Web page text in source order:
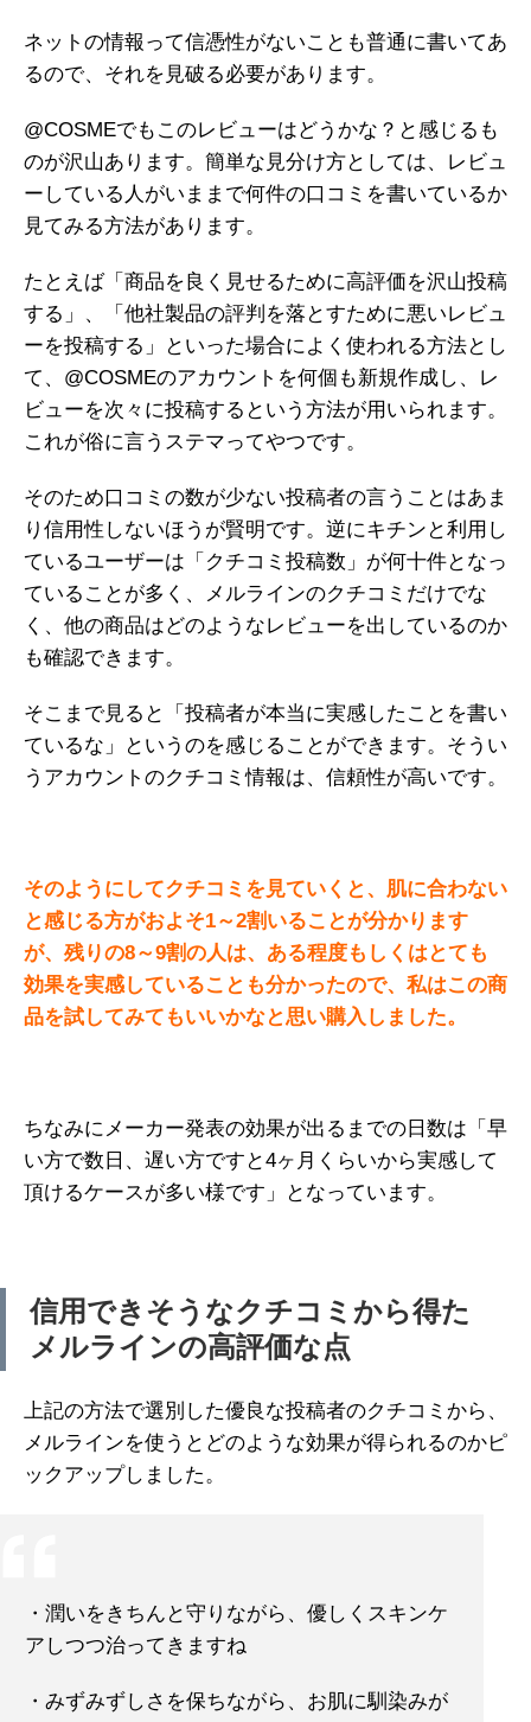
ネットの情報って信憑性がないことも普通に書いてあ
るので、それを見破る必要があります。
@COSMEでもこのレビューはどうかな？と感じるも
のが沢山あります。簡単な見分け方としては、レビュ
ーしている人がいままで何件の口コミを書いているか
見てみる方法があります。
たとえば「商品を良く見せるために高評価を沢山投稿
する」、「他社製品の評判を落とすために悪いレビュ
ーを投稿する」といった場合によく使われる方法とし
て、@COSMEのアカウントを何個も新規作成し、レ
ビューを次々に投稿するという方法が用いられます。
これが俗に言うステマってやつです。
そのため口コミの数が少ない投稿者の言うことはあま
り信用性しないほうが賢明です。逆にキチンと利用し
ているユーザーは「クチコミ投稿数」が何十件となっ
ていることが多く、メルラインのクチコミだけでな
く、他の商品はどのようなレビューを出しているのか
も確認できます。
そこまで見ると「投稿者が本当に実感したことを書い
ているな」というのを感じることができます。そうい
うアカウントのクチコミ情報は、信頼性が高いです。
そのようにしてクチコミを見ていくと、肌に合わない
と感じる方がおよそ1～2割いることが分かります
が、残りの8～9割の人は、ある程度もしくはとても
効果を実感していることも分かったので、私はこの商
品を試してみてもいいかなと思い購入しました。
ちなみにメーカー発表の効果が出るまでの日数は「早
い方で数日、遅い方ですと4ヶ月くらいから実感して
頂けるケースが多い様です」となっています。
信用できそうなクチコミから得た
メルラインの高評価な点
上記の方法で選別した優良な投稿者のクチコミから、
メルラインを使うとどのような効果が得られるのかピ
ックアップしました。
・潤いをきちんと守りながら、優しくスキンケ
アしつつ治ってきますね
・みずみずしさを保ちながら、お肌に馴染みが